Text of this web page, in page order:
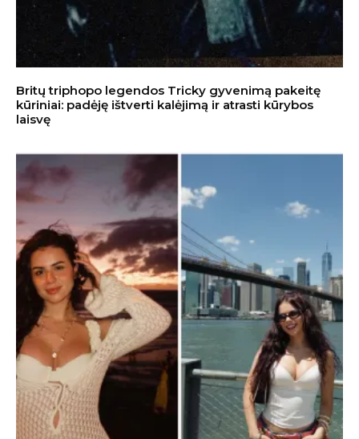
Britų triphopo legendos Tricky gyvenimą pakeitę
kūriniai: padėję ištverti kalėjimą ir atrasti kūrybos
laisvę